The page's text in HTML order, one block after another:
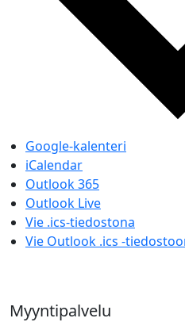
Google-kalenteri
iCalendar
Outlook 365
Outlook Live
Vie .ics-tiedostona
Vie Outlook .ics -
Myyntipalvelu